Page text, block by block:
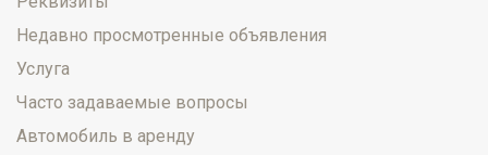
Недавно просмотренные объявления
Услуга
Часто задаваемые вопросы
Автомобиль в аренду